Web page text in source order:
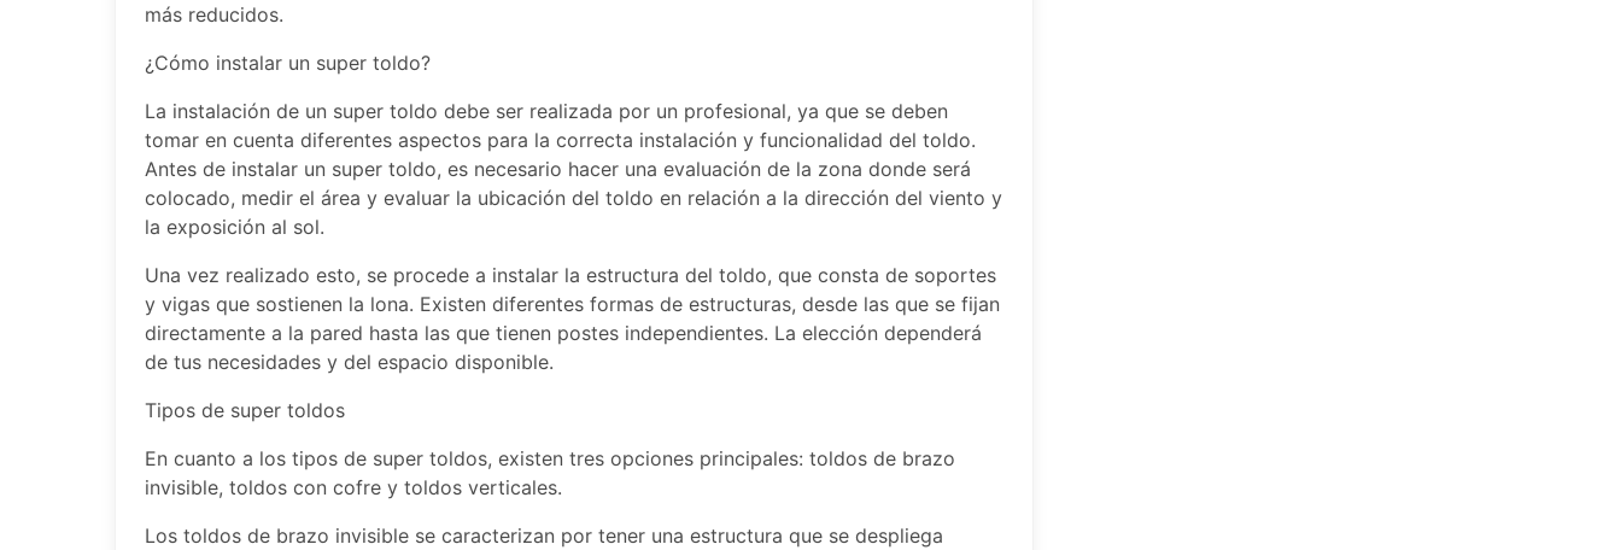
más reducidos.
¿Cómo instalar un super toldo?
La instalación de un super toldo debe ser realizada por un profesional, ya que se deben
tomar en cuenta diferentes aspectos para la correcta instalación y funcionalidad del toldo.
Antes de instalar un super toldo, es necesario hacer una evaluación de la zona donde será
colocado, medir el área y evaluar la ubicación del toldo en relación a la dirección del viento y
la exposición al sol.
Una vez realizado esto, se procede a instalar la estructura del toldo, que consta de soportes
y vigas que sostienen la lona. Existen diferentes formas de estructuras, desde las que se fijan
directamente a la pared hasta las que tienen postes independientes. La elección dependerá
de tus necesidades y del espacio disponible.
Tipos de super toldos
En cuanto a los tipos de super toldos, existen tres opciones principales: toldos de brazo
invisible, toldos con cofre y toldos verticales.
Los toldos de brazo invisible se caracterizan por tener una estructura que se despliega